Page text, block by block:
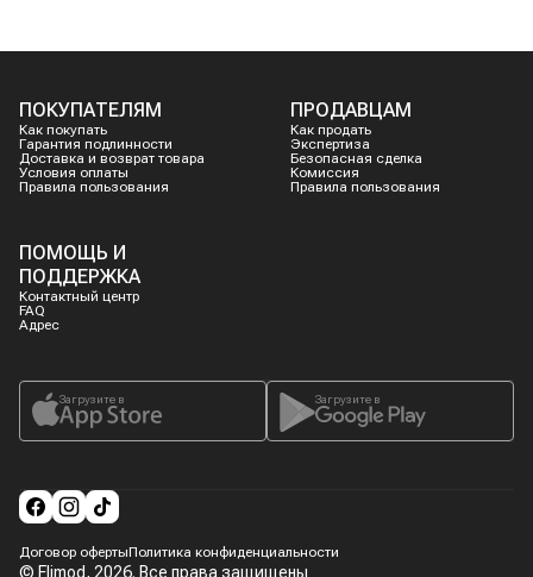
ПОКУПАТЕЛЯМ
Как покупать
Гарантия подлинности
Доставка и возврат товара
Условия оплаты
Правила пользования
ПРОДАВЦАМ
Как продать
Экспертиза
Безопасная сделка
Комиссия
Правила пользования
ПОМОЩЬ И
ПОДДЕРЖКА
Контактный центр
FAQ
Адрес
Загрузите в Загрузите в
Договор офертыПолитика конфиденциальности
© Flimod, 2026. Все права защищены